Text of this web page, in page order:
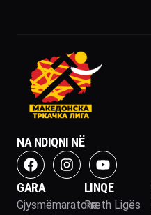
NA NDIQNI NË
GARA
Gjysmëmaratona
LINQE
Rreth Ligës